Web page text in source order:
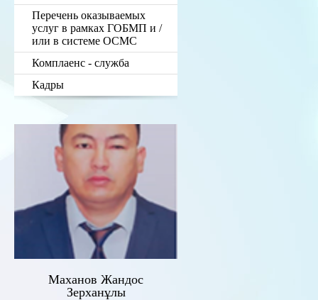
Перечень оказываемых
услуг в рамках ГОБМП и /
или в системе ОСМС
Комплаенс - служба
Кадры
Маханов Жандос
Зерханұлы